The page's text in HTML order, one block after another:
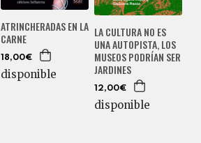
ATRINCHERADAS EN LA
CARNE
18,00€
disponible
LA CULTURA NO ES
UNA AUTOPISTA, LOS
MUSEOS PODRÍAN SER
JARDINES
12,00€
disponible